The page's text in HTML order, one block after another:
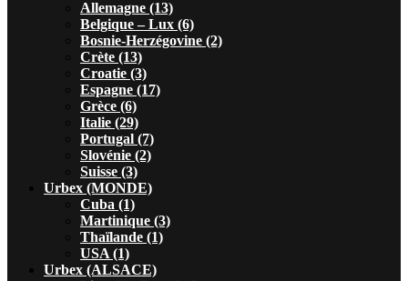
Allemagne (13)
Belgique – Lux (6)
Bosnie-Herzégovine (2)
Crète (13)
Croatie (3)
Espagne (17)
Grèce (6)
Italie (29)
Portugal (7)
Slovénie (2)
Suisse (3)
Urbex (MONDE)
Cuba (1)
Martinique (3)
Thaïlande (1)
USA (1)
Urbex (ALSACE)